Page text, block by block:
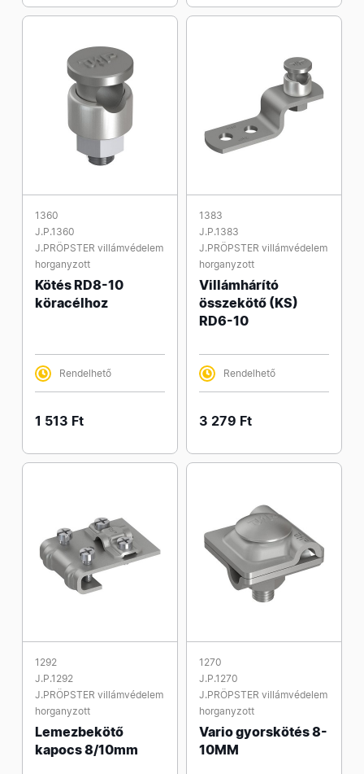
1360
J.P.1360
J.PRÖPSTER villámvédelem
horganyzott
Kötés RD8-10
köracélhoz
Rendelhető
1 513 Ft
1383
J.P.1383
J.PRÖPSTER villámvédelem
horganyzott
Villámhárító
összekötő (KS)
RD6-10
Rendelhető
3 279 Ft
1292
J.P.1292
J.PRÖPSTER villámvédelem
horganyzott
Lemezbekötő
kapocs 8/10mm
1270
J.P.1270
J.PRÖPSTER villámvédelem
horganyzott
Vario gyorskötés 8-
10MM